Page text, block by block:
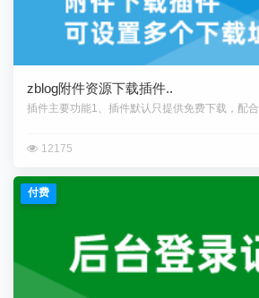
zblog附件资源下载插件..
插件主要功能1、插件默认只提供免费下载，配合
12175
付费